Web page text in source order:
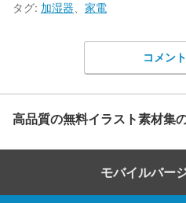
タグ: 加湿器 家電
コメン
高品質の無料イラスト素材集
モバイルバー